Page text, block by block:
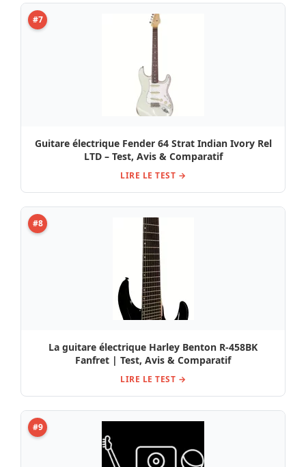
#7
Guitare électrique Fender 64 Strat Indian Ivory Rel
LTD – Test, Avis & Comparatif
LIRE LE TEST →
#8
La guitare électrique Harley Benton R-458BK
Fanfret | Test, Avis & Comparatif
LIRE LE TEST →
#9